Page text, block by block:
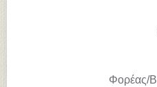
Φορέας/